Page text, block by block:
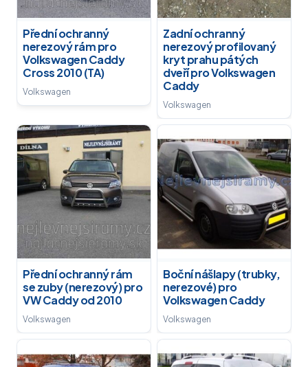
Přední ochranný
nerezový rám pro
Volkswagen Caddy
Cross 2010 (TA)
Volkswagen
Zadní ochranný
nerezový profilovaný
kryt prahu pátých
dveří pro Volkswagen
Caddy
Volkswagen
Přední ochranný rám
se zuby (nerezový) pro
VW Caddy od 2010
Volkswagen
Boční nášlapy (trubky,
nerezové) pro
Volkswagen Caddy
Volkswagen